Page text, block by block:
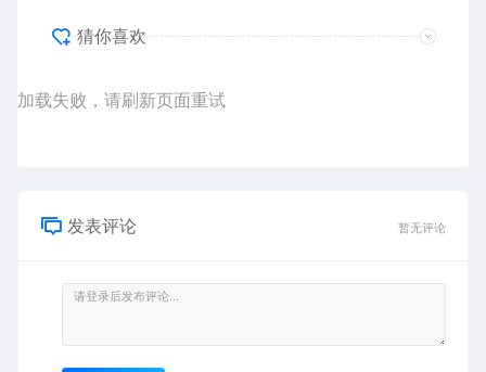
猜你喜欢
加载失败，请刷新页面重试
发表评论 暂无评论